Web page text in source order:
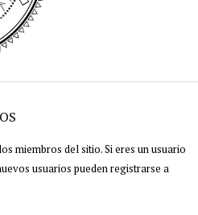
miembros del sitio. Si eres un usuario
usuarios pueden registrarse a